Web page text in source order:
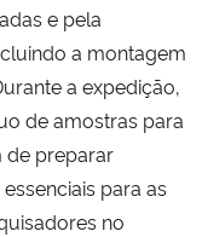
e pela
a montagem
a expedição,
de amostras para
de preparar
para as
no